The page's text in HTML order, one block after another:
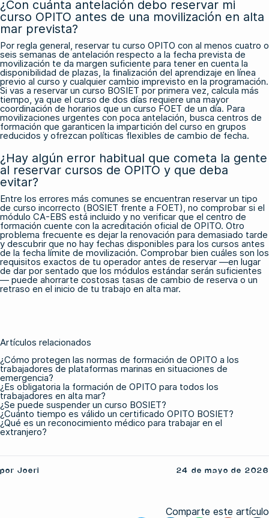
¿Con cuánta antelación debo reservar mi
curso OPITO antes de una movilización en alta
mar prevista?
Por regla general, reservar tu curso OPITO con al menos cuatro o
seis semanas de antelación respecto a la fecha prevista de
movilización te da margen suficiente para tener en cuenta la
disponibilidad de plazas, la finalización del aprendizaje en línea
previo al curso y cualquier cambio imprevisto en la programación.
Si vas a reservar un curso BOSIET por primera vez, calcula más
tiempo, ya que el curso de dos días requiere una mayor
coordinación de horarios que un curso FOET de un día. Para
movilizaciones urgentes con poca antelación, busca centros de
formación que garanticen la impartición del curso en grupos
reducidos y ofrezcan políticas flexibles de cambio de fecha.
¿Hay algún error habitual que cometa la gente
al reservar cursos de OPITO y que deba
evitar?
Entre los errores más comunes se encuentran reservar un tipo
de curso incorrecto (BOSIET frente a FOET), no comprobar si el
módulo CA-EBS está incluido y no verificar que el centro de
formación cuente con la acreditación oficial de OPITO. Otro
problema frecuente es dejar la renovación para demasiado tarde
y descubrir que no hay fechas disponibles para los cursos antes
de la fecha límite de movilización. Comprobar bien cuáles son los
requisitos exactos de tu operador antes de reservar —en lugar
de dar por sentado que los módulos estándar serán suficientes
— puede ahorrarte costosas tasas de cambio de reserva o un
retraso en el inicio de tu trabajo en alta mar.
Artículos relacionados
¿Cómo protegen las normas de formación de OPITO a los
trabajadores de plataformas marinas en situaciones de
emergencia?
¿Es obligatoria la formación de OPITO para todos los
trabajadores en alta mar?
¿Se puede suspender un curso BOSIET?
¿Cuánto tiempo es válido un certificado OPITO BOSIET?
¿Qué es un reconocimiento médico para trabajar en el
extranjero?
por Joeri 24 de mayo de 2026
Comparte este artículo